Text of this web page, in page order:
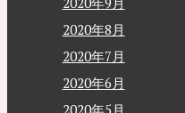
2020年8月
2020年7月
2020年6月
2020年5月